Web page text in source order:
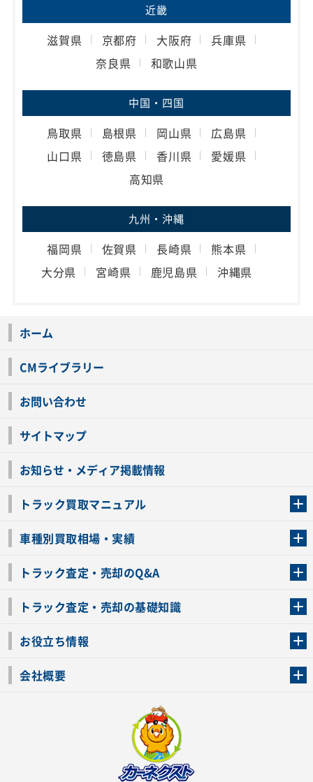
近畿
滋賀県 京都府 大阪府
兵庫県
奈良県
和歌山県
中国・四国
鳥取県 島根県 岡山県
広島県
山口県
徳島県 香川県
愛媛県
高知県
九州・沖縄
福岡県 佐賀県 長崎県
熊本県
大分県
宮崎県 鹿児島県 沖縄県
ホーム
CMライブラリー
お問い合わせ
サイトマップ
お知らせ・メディア掲載情報
トラック買取マニュアル
車種別買取相場・実績
トラック査定・売却のQ&A
トラック査定・売却の基礎知識
お役立ち情報
会社概要